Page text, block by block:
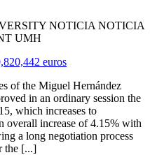
NOTICIA NOTICIA
UMH
euros
of the Miguel Hernández
in an ordinary session the
which increases to
overall increase of 4.15% with
a long negotiation process
the [...]